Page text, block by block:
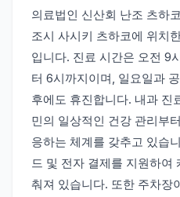
의료법인 신산회 난조 츠하
조시 사시키 츠하코에 위치
입니다. 진료 시간은 오전 9
터 6시까지이며, 일요일과
후에도 휴진합니다. 내과 진
민의 일상적인 건강 관리부
응하는 체계를 갖추고 있습
드 및 전자 결제를 지원하여
춰져 있습니다. 또한 주차장